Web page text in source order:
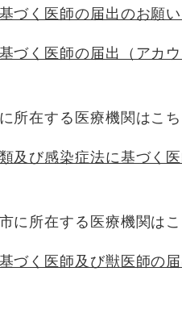
づく医師の届出のお願
づく医師の届出（アカ
在する医療機関はこち
及び感染症法に基づく
所在する医療機関はこ
づく医師及び獣医師の